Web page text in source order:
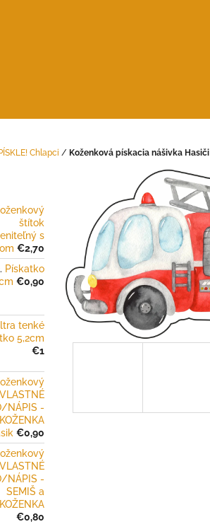
PÍSKLE! Chlapci / Koženková pískacia nášivka Hasiči
štítok
s
€2,70
Pískatko
€0,90
tenké
5,2cm
€1
NÁPIS -
€0,90
NÁPIS -
SEMIŠ a
€0,80